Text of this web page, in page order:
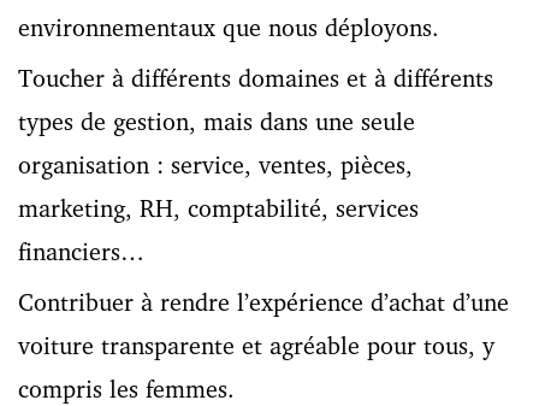
environnementaux que nous déployons.
Toucher à différents domaines et à différents
types de gestion, mais dans une seule
organisation : service, ventes, pièces,
marketing, RH, comptabilité, services
financiers…
Contribuer à rendre l’expérience d’achat d’une
voiture transparente et agréable pour tous, y
compris les femmes.